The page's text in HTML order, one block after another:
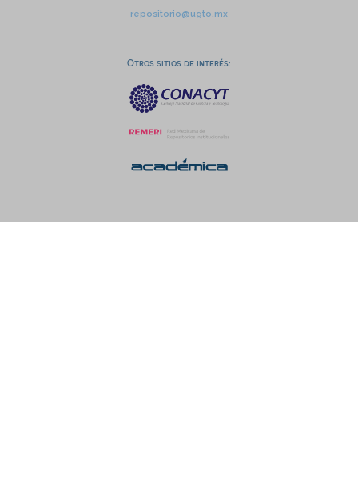
repositorio@ugto.mx
Otros sitios de interés: